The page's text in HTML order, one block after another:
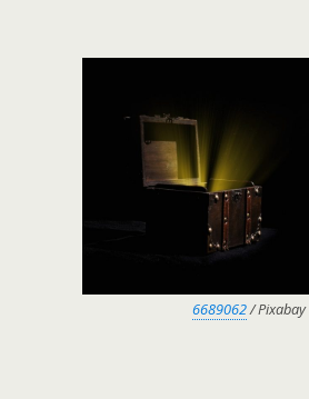
6689062/ Pixabay